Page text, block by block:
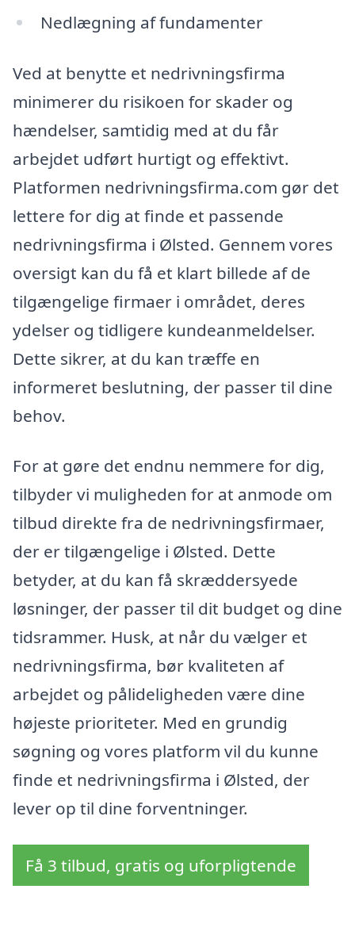
Nedlægning af fundamenter
Ved at benytte et nedrivningsfirma
minimerer du risikoen for skader og
hændelser, samtidig med at du får
arbejdet udført hurtigt og effektivt.
Platformen nedrivningsfirma.com gør det
lettere for dig at finde et passende
nedrivningsfirma i Ølsted. Gennem vores
oversigt kan du få et klart billede af de
tilgængelige firmaer i området, deres
ydelser og tidligere kundeanmeldelser.
Dette sikrer, at du kan træffe en
informeret beslutning, der passer til dine
behov.
For at gøre det endnu nemmere for dig,
tilbyder vi muligheden for at anmode om
tilbud direkte fra de nedrivningsfirmaer,
der er tilgængelige i Ølsted. Dette
betyder, at du kan få skræddersyede
løsninger, der passer til dit budget og dine
tidsrammer. Husk, at når du vælger et
nedrivningsfirma, bør kvaliteten af
arbejdet og pålideligheden være dine
højeste prioriteter. Med en grundig
søgning og vores platform vil du kunne
finde et nedrivningsfirma i Ølsted, der
lever op til dine forventninger.
Få 3 tilbud, gratis og uforpligtende